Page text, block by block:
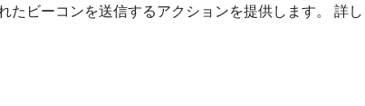
たビーコンを送信するアクションを提供します。 詳